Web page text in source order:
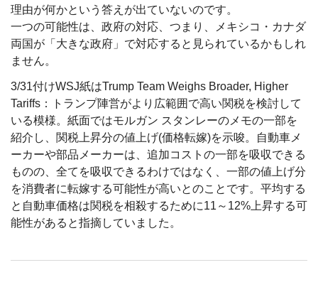
理由が何かという答えが出ていないのです。
一つの可能性は、政府の対応、つまり、メキシコ・カナダ
両国が「大きな政府」で対応すると見られているかもしれ
ません。
3/31付けWSJ紙はTrump Team Weighs Broader, Higher
Tariffs：トランプ陣営がより広範囲で高い関税を検討して
いる模様。紙面ではモルガン スタンレーのメモの一部を
紹介し、関税上昇分の値上げ(価格転嫁)を示唆。自動車メ
ーカーや部品メーカーは、追加コストの一部を吸収できる
ものの、全てを吸収できるわけではなく、一部の値上げ分
を消費者に転嫁する可能性が高いとのことです。平均する
と自動車価格は関税を相殺するために11～12%上昇する可
能性があると指摘していました。